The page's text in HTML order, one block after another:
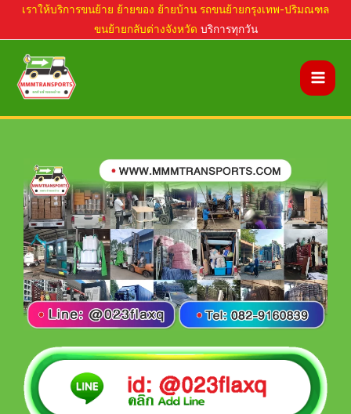
Skip
content
เราให้บริการขนย้าย ย้ายของ ย้ายบ้าน รถขนย้ายกรุงเทพ-ปริมณฑล
ขนย้ายกลับต่างจังหวัด บริการทุกวัน